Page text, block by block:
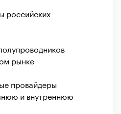
российских
рынке
провайдеры
и внутреннюю